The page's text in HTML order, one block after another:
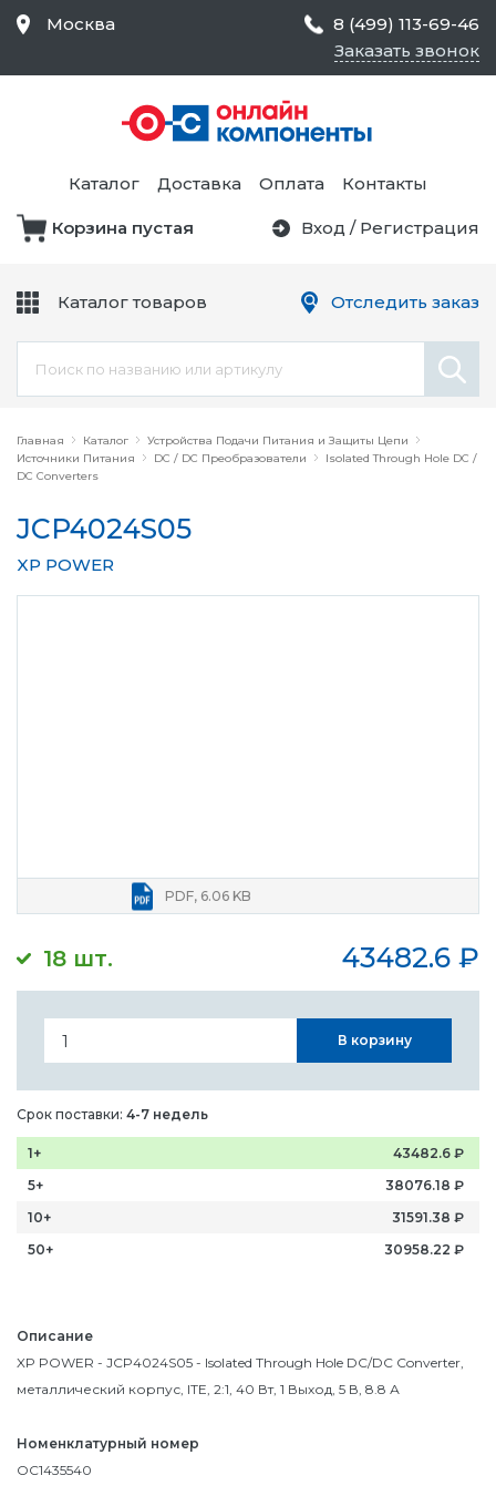
Главная Каталог
Устройства Подачи Питания и Защиты Цепи
Источники Питания
DC / DC Преобразователи
Isolated Through Hole DC /
DC Converters
JCP4024S05
XP POWER
18 шт. 43482.6 ₽
PDF, 6.06 KB
Описание
XP POWER - JCP4024S05 - Isolated Through Hole DC/DC Converter,
металлический корпус, ITE, 2:1, 40 Вт, 1 Выход, 5 В, 8.8 А
Номенклатурный номер
OC1435540
В корзину
Срок поставки: 4-7 недель
1+ 43482.6 ₽
5+
38076.18 ₽
10+
31591.38 ₽
50+
30958.22 ₽
Москва
8 (499) 113-69-46
Заказать звонок
Каталог Доставка Оплата Контакты
Корзина пустая Вход / Регистрация
Каталог товаров
Средства Контроля
Статического
Электричества и
Безопасности,
Товары для Чистых
Цепи
Оборудование
Отследить заказ